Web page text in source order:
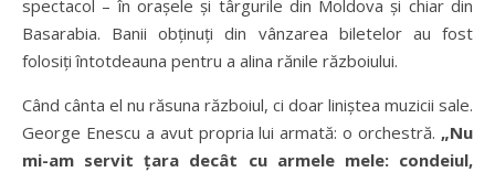
spectacol – în orașele și târgurile din Moldova și chiar din
Basarabia. Banii obținuți din vânzarea biletelor au fost
folosiți întotdeauna pentru a alina rănile războiului.
Când cânta el nu răsuna războiul, ci doar liniștea muzicii sale.
George Enescu a avut propria lui armată: o orchestră. „Nu
mi-am servit țara decât cu armele mele: condeiul,